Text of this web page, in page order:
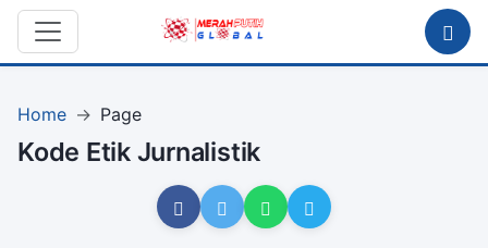
Kode Etik Jurnalistik
Home Page
Kode Etik Jurnalistik